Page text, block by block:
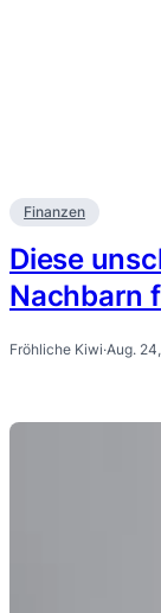
Finanzen
Diese
Nachbarn
Fröhliche Kiwi·Aug.